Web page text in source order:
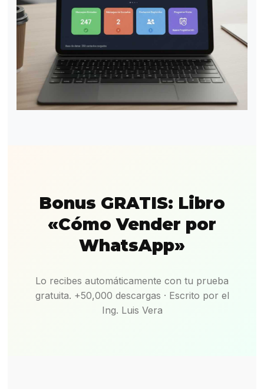
Bonus GRATIS: Libro
«Cómo Vender por
WhatsApp»
Lo recibes automáticamente con tu prueba
gratuita. +50,000 descargas · Escrito por el
Ing. Luis Vera